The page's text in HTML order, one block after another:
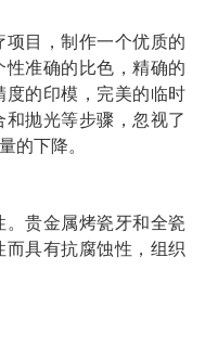
目，制作一个优质的
准确的比色，精确的
的印模，完美的临时
抛光等步骤，忽视了
的下降。
贵金属烤瓷牙和全瓷
具有抗腐蚀性，组织